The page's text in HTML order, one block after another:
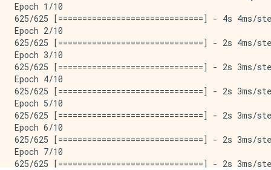
Epoch 1/10
625/625 [==============================] - 4s
Epoch 2/10
625/625 [==============================] - 2s
Epoch 3/10
625/625 [==============================] - 2s
Epoch 4/10
625/625 [==============================] - 2s
Epoch 5/10
625/625 [==============================] - 2s
Epoch 6/10
625/625 [==============================] - 2s
Epoch 7/10
625/625 [==============================] - 2s